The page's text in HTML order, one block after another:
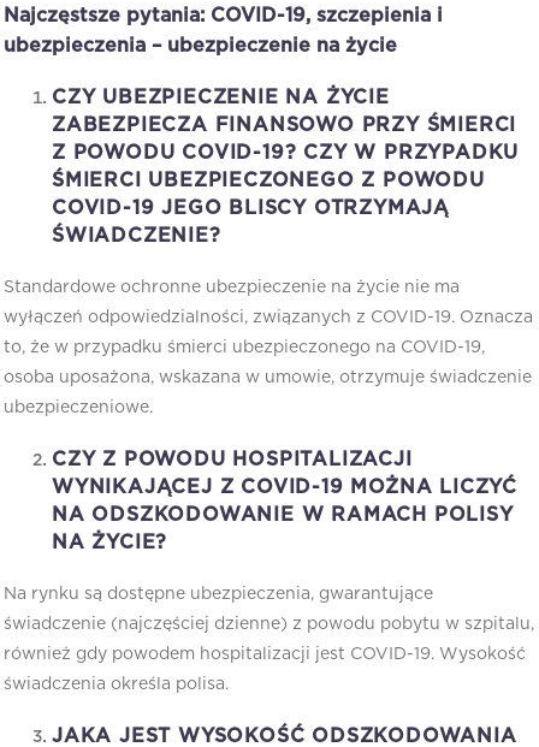
Najczęstsze pytania: COVID-19, szczepienia i
ubezpieczenia – ubezpieczenie na życie
CZY UBEZPIECZENIE NA ŻYCIE
ZABEZPIECZA FINANSOWO PRZY ŚMIERCI
Z POWODU COVID-19? CZY W PRZYPADKU
ŚMIERCI UBEZPIECZONEGO Z POWODU
COVID-19 JEGO BLISCY OTRZYMAJĄ
ŚWIADCZENIE?
Standardowe ochronne ubezpieczenie na życie nie ma
wyłączeń odpowiedzialności, związanych z COVID-19. Oznacza
to, że w przypadku śmierci ubezpieczonego na COVID-19,
osoba uposażona, wskazana w umowie, otrzymuje świadczenie
ubezpieczeniowe.
CZY Z POWODU HOSPITALIZACJI
WYNIKAJĄCEJ Z COVID-19 MOŻNA LICZYĆ
NA ODSZKODOWANIE W RAMACH POLISY
NA ŻYCIE?
Na rynku są dostępne ubezpieczenia, gwarantujące
świadczenie (najczęściej dzienne) z powodu pobytu w szpitalu,
również gdy powodem hospitalizacji jest COVID-19. Wysokość
świadczenia określa polisa.
JAKA JEST WYSOKOŚĆ ODSZKODOWANIA